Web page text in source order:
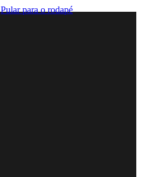
Pular para o rodapé